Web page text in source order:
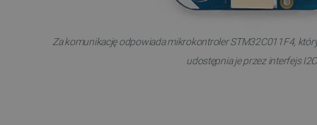
Za komunikację odpowiada mikrokontroler STM32C011F4,
udostępnia je przez interfejs I2C.
PrestaShop-